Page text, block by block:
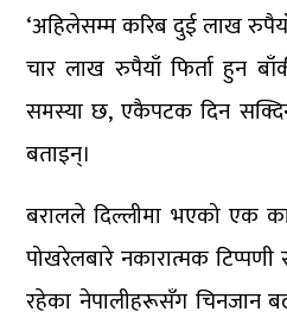
‘अहिलेसम्म करिब दुई लाख
चार लाख रुपैयाँ फिर्ता हुन
समस्या छ, एकैपटक दिन
बताइन्।
बरालले दिल्लीमा भएको एक
पोखरेलबारे नकारात्मक
रहेका नेपालीहरूसँग चिनजान